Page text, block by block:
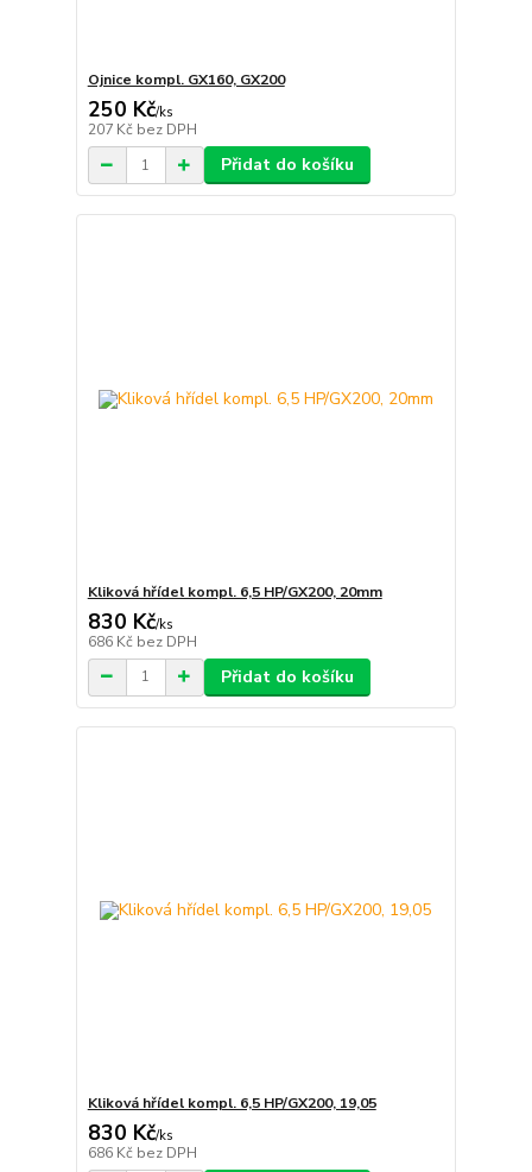
Ojnice kompl. GX160, GX200
250 Kč/ks
207 Kč bez DPH
Přidat do košíku
Kliková hřídel kompl. 6,5 HP/GX200, 20mm
830 Kč/ks
686 Kč bez DPH
Přidat do košíku
Kliková hřídel kompl. 6,5 HP/GX200, 19,05
830 Kč/ks
686 Kč bez DPH